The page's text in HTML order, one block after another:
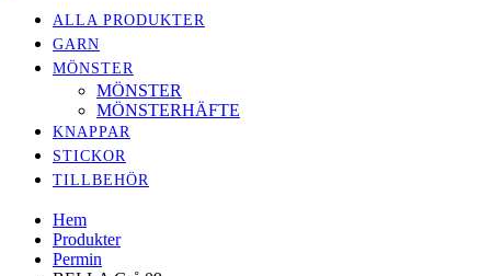
ALLA PRODUKTER
GARN
MÖNSTER
MÖNSTER
MÖNSTERHÄFTE
KNAPPAR
STICKOR
TILLBEHÖR
Hem
Produkter
Permin